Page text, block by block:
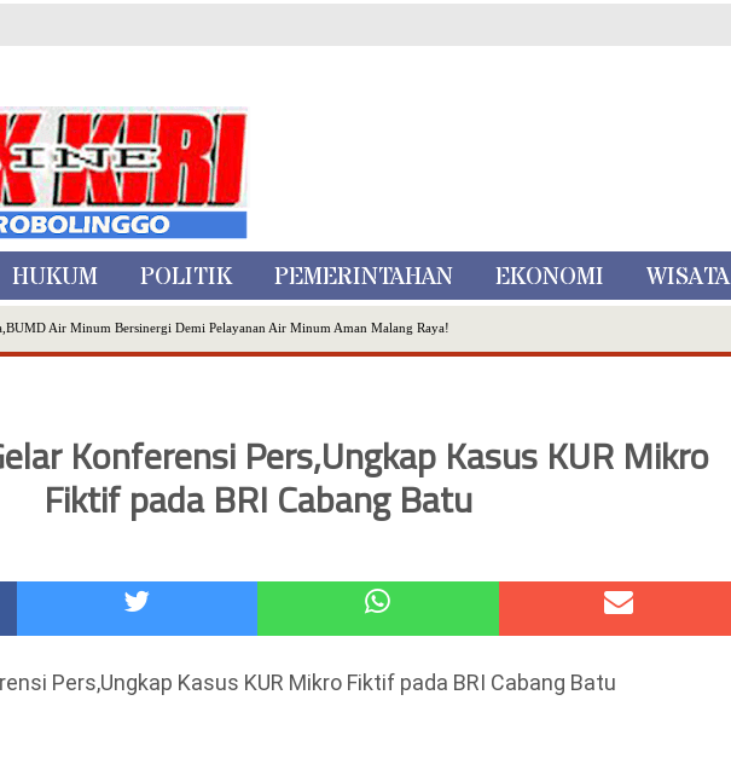
HUKUM POLITIK PEMERINTAHAN EKONOMI WISATA
Air Minum Bersinergi Demi Pelayanan Air Minum Aman Malang Raya!
Manusia Silver di Probolinggo Ditangkap di Kediri,Satu Buron
Pesona Wisata di Amfiteater, Mikutopia Buka Rekrutmen Karyawan,Berikut Kualifikasinya
TERBUKA PEMUTAKHIRAN DATA PEMILIH BERKELANJUTAN (PDPB) TRIWULAN II
Water City' di Indonesia City Expo APEKSI XVIII Medan
Jatuhkan Putusan Pelanggaran Kode Etik Advokat, Abd. Aziz Divonis Bersalah
Konferensi Pers,Ungkap Kasus KUR Mikro
Fiktif pada BRI Cabang Batu
Pers,Ungkap Kasus KUR Mikro Fiktif pada BRI Cabang Batu